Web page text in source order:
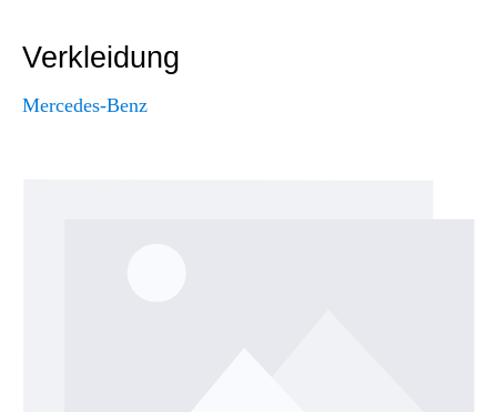
Verkleidung
Mercedes-Benz